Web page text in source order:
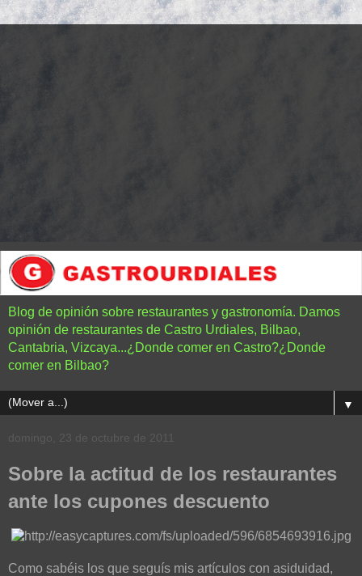
Blog de opinión sobre restaurantes y gastronomía. Damos
opinión de restaurantes de Castro Urdiales, Bilbao,
Cantabria, Vizcaya...¿Donde comer en Castro?¿Donde
comer en Bilbao?
▼
domingo, 23 de octubre de 2011
Sobre la actitud de los restaurantes
ante los cupones descuento
Como sabéis los que seguís mis artículos con asiduidad,